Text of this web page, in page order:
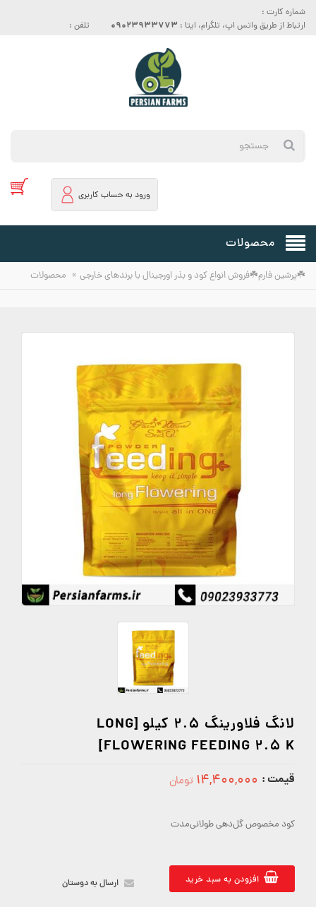
شماره کارت :
ارتباط از طریق واتس اپ، تلگرام، ایتا : 09023933773 تلفن :
ورود به حساب کاربری
محصولات
☘️پرشین فارم☘️فروش انواع کود و بذر اورجینال با برندهای خارجی » محصولات
لانگ فلاورینگ 2.5 کیلو [LONG
FLOWERING FEEDING 2.5 K]
قیمت : ۱۴,۴۰۰,۰۰۰ تومان
کود مخصوص گل‌دهی طولانی‌مدت
افزودن به سبد خرید ارسال به دوستان